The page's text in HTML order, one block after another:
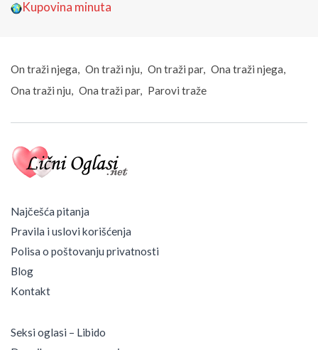
Kupovina minuta
On traži njega On traži nju On traži par
Ona traži njega
Ona traži nju
Ona traži par Parovi traže
Najčešća pitanja
Pravila i uslovi korišćenja
Polisa o poštovanju privatnosti
Blog
Kontakt
Seksi oglasi – Libido